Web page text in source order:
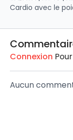
Cardio avec le
(haltères).
jambes, tes abdos
tes épaules.
Connexion
Aucun